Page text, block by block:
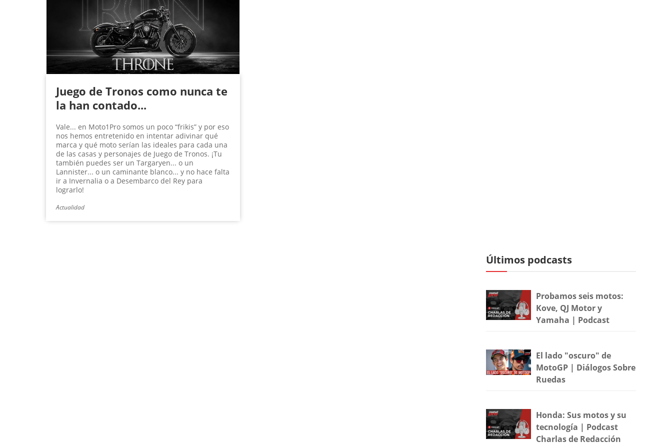
Juego de Tronos como nunca te
la han contado...
Vale... en Moto1Pro somos un poco “frikis” y por eso
nos hemos entretenido en intentar adivinar qué
marca y qué moto serían las ideales para cada una
de las casas y personajes de Juego de Tronos. ¡Tu
también puedes ser un Targaryen... o un
Lannister... o un caminante blanco... y no hace falta
ir a Invernalia o a Desembarco del Rey para
lograrlo!
Actualidad
Últimos podcasts
Probamos seis motos:
Kove, QJ Motor y
Yamaha | Podcast
El lado "oscuro" de
MotoGP | Diálogos Sobre
Ruedas
Honda: Sus motos y su
tecnología | Podcast
Charlas de Redacción